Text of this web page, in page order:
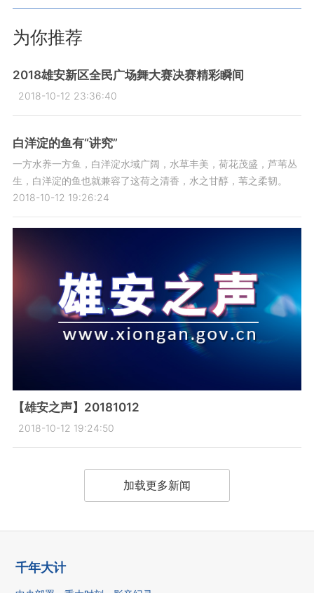
为你推荐
2018雄安新区全民广场舞大赛决赛精彩瞬间
2018-10-12 23:36:40
白洋淀的鱼有“讲究”
一方水养一方鱼，白洋淀水域广阔，水草丰美，荷花茂盛，芦苇丛
生，白洋淀的鱼也就兼容了这荷之清香，水之甘醇，苇之柔韧。
2018-10-12 19:26:24
【雄安之声】20181012
2018-10-12 19:24:50
加载更多新闻
千年大计